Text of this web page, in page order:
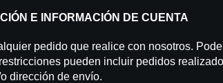
E INFORMACIÓN DE CUENTA
pedido que realice con nosotros.
pueden incluir pedidos
dirección de envío.